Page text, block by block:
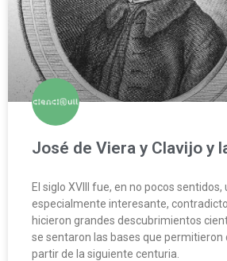
José de Viera y Clavijo y
El siglo XVIII fue, en no pocos sentidos,
especialmente interesante,
hicieron grandes descubrimientos
se sentaron las bases que permitieron
partir de la siguiente centuria.